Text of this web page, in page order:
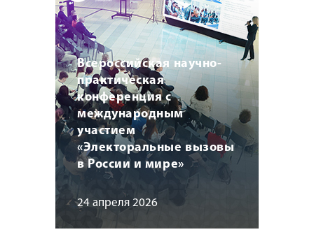
Всероссийская научно-
практическая
конференция с
международным
участием
«Электоральные вызовы
в России и мире»
24 апреля 2026